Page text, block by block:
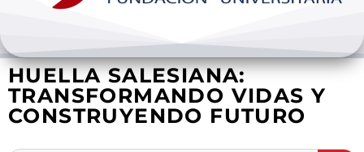
Internacionalización
Investigación
HUELLA SALESIANA:
TRANSFORMANDO VIDAS Y
CONSTRUYENDO FUTURO